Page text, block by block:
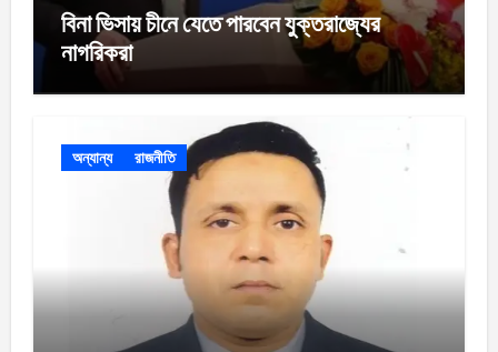
বিনা ভিসায় চীনে যেতে পারবেন যুক্তরাজ্যের
নাগরিকরা
অন্যান্য রাজনীতি